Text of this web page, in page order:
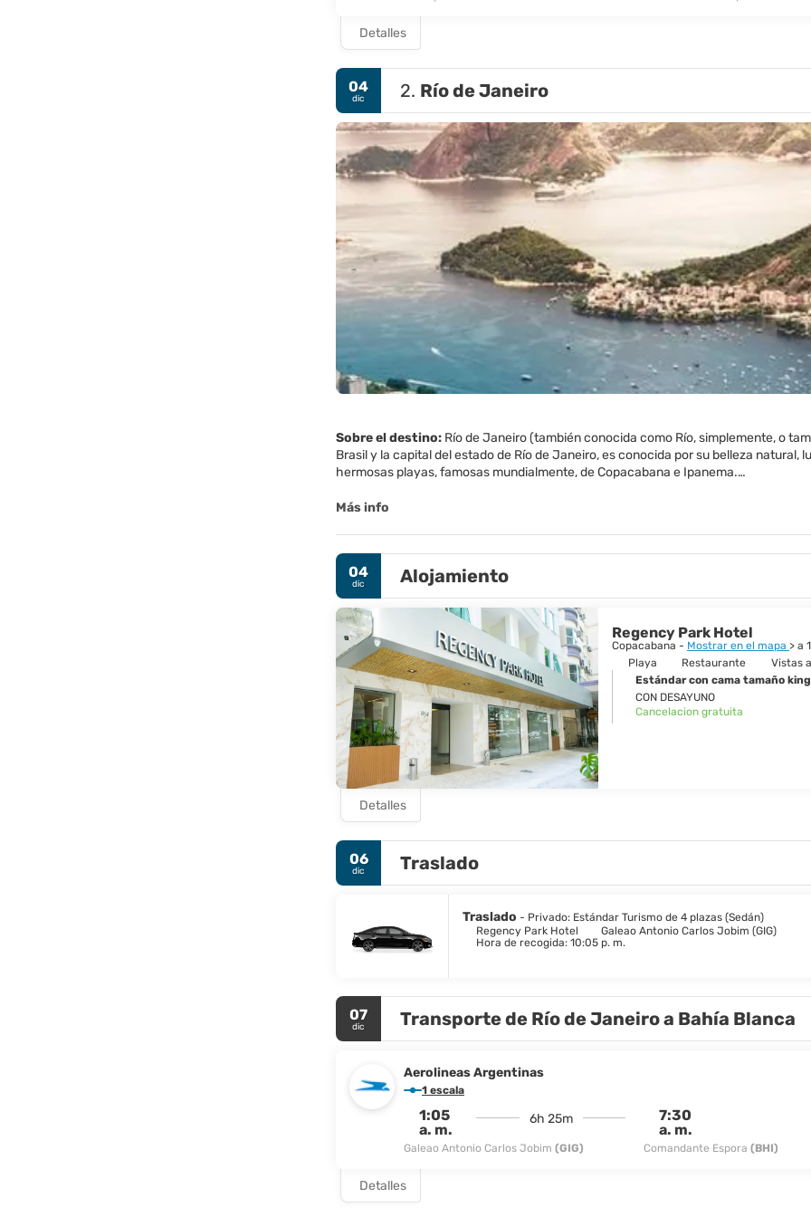
Detalles
04
dic 2. Río de Janeiro
Sobre el destino: Río de Janeiro (también conocida como Río, simplemente, o
Brasil y la capital del estado de Río de Janeiro, es conocida por su belleza
hermosas playas, famosas mundialmente, de Copacabana e Ipanema.
Uno de los monumentos más famosos de la ciudad son las maravillosas vistas
Metropolitana y el edificio de Petrobras.
Río también cuenta con una gran cantidad de interesantes museos como el Museo
la India. Río acoge el mundialmente famoso Carnaval el cual no necesita
una ciudad animada, sobre todo en lo referente a la vida nocturna.
Río es siempre bella; es algo que debe ver por sí mismo.
Más info
04
dic Alojamiento
Regency Park Hotel
Copacabana - Mostrar en el mapa > a
Playa
Restaurante
Vistas
Estándar con cama tamaño
CON DESAYUNO
Cancelacion gratuita
Detalles
06
dic Traslado
Traslado - Privado: Estándar Turismo de 4 plazas (Sedán)
Regency Park Hotel
Galeao Antonio Carlos Jobim (GIG)
Hora de recogida: 10:05 p. m.
07
dic Transporte de Río de Janeiro a Bahía Blanca
Aerolineas Argentinas
1 escala
1:05
a. m.
Galeao Antonio Carlos Jobim (GIG)
6h 25m
7:30
a. m.
Comandante Espora (BHI)
Detalles